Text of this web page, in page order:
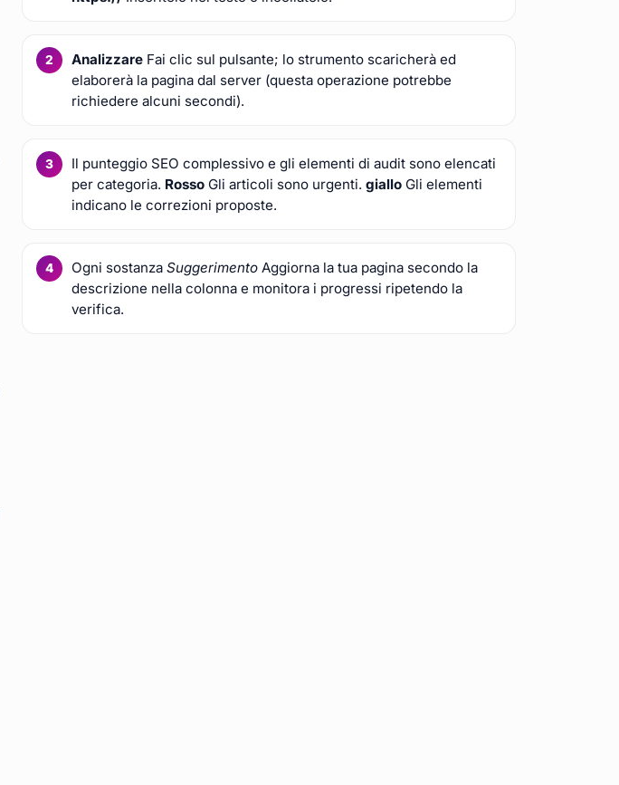
Analizzare Fai clic sul pulsante; lo strumento scaricherà ed
elaborerà la pagina dal server (questa operazione potrebbe
richiedere alcuni secondi).
Il punteggio SEO complessivo e gli elementi di audit sono elencati
per categoria. Rosso Gli articoli sono urgenti.giallo Gli elementi
indicano le correzioni proposte.
Ogni sostanzaSuggerimento Aggiorna la tua pagina secondo la
descrizione nella colonna e monitora i progressi ripetendo la
verifica.